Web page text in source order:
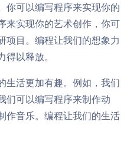
你可以编写程序来实现你的
来实现你的艺术创作，你可
项目。编程让我们的想象力
以释放。
生活更加有趣。例如，我们
们可以编写程序来制作动
作音乐。编程让我们的生活